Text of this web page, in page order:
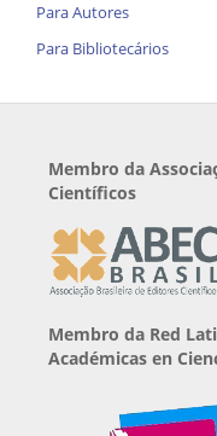
Para Autores
Para Bibliotecários
Membro da
Científicos
Membro da Red
Académicas en